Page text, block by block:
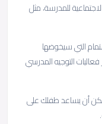
للمدرسة، مثل
التي سيخوضها
التوجيه المدرسي
يمكن أن يساعد طفلك على